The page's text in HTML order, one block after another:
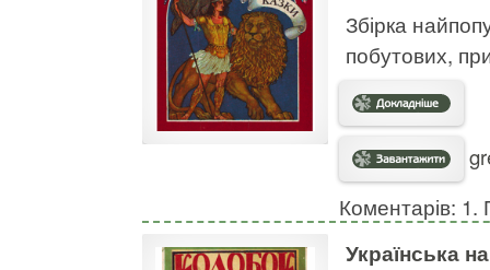
Збірка
побутових,
Коментарів: 1.
Українська